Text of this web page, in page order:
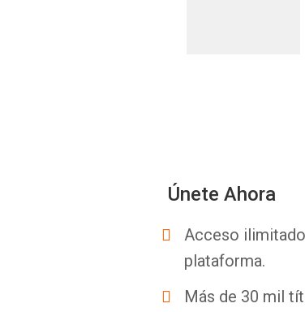
Únete Ahora
Acceso
plataforma.
Más de 30 mil